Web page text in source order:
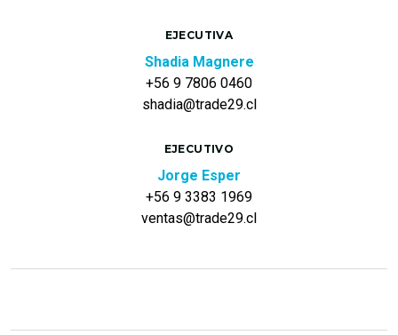
EJECUTIVA
Shadia Magnere
+56 9 7806 0460
shadia@trade29.cl
EJECUTIVO
Jorge Esper
+56 9 3383 1969
ventas@trade29.cl